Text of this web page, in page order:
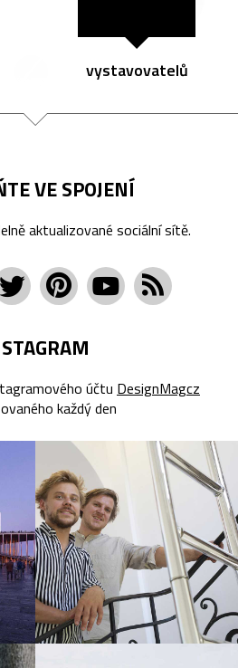
vystavovatelů
VE SPOJENÍ
aktualizované sociální sítě.
účtu DesignMagcz
každý den